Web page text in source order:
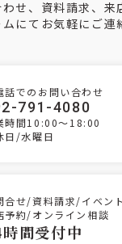
せ、資料請求、来
にてお気軽にご連
話でのお問い合わせ
791-4080
時間10:00～18:00
日/水曜日
合せ/資料請求/イベン
予約/オンライン相談
間受付中